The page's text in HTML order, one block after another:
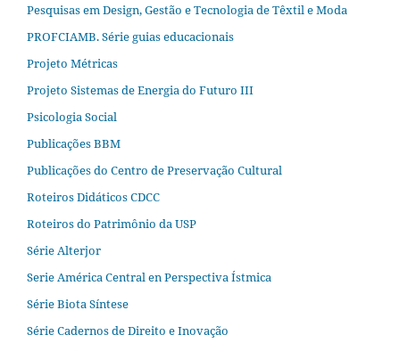
Pesquisas em Design, Gestão e Tecnologia de Têxtil e Moda
PROFCIAMB. Série guias educacionais
Projeto Métricas
Projeto Sistemas de Energia do Futuro III
Psicologia Social
Publicações BBM
Publicações do Centro de Preservação Cultural
Roteiros Didáticos CDCC
Roteiros do Patrimônio da USP
Série Alterjor
Serie América Central en Perspectiva Ístmica
Série Biota Síntese
Série Cadernos de Direito e Inovação